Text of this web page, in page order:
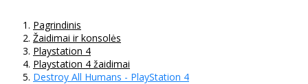
Pagrindinis
Žaidimai ir konsolės
Playstation 4
Playstation 4 žaidimai
Destroy All Humans - PlayStation 4